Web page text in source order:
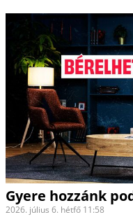
Gyere hozzánk
2026. július 6. hétfő 11:58